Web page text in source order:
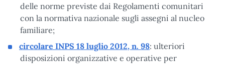
delle norme previste dai Regolamenti comunitari
con la normativa nazionale sugli assegni al nucleo
familiare;
circolare INPS 18 luglio 2012, n. 98: ulteriori
disposizioni organizzative e operative per